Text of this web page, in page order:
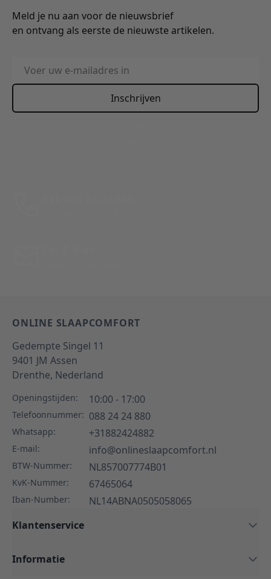
Meld je nu aan voor de nieuwsbrief
en ontvang als eerste de nieuwste artikelen.
E-mailadres
Inschrijven
ONLINE SLAAPCOMFORT
Gedempte Singel 11
9401 JM Assen
Drenthe, Nederland
Openingstijden: 10:00 - 17:00
Telefoonnummer: 088 24 24 880
Whatsapp: +31882424882
E-mail: info@onlineslaapcomfort.nl
BTW-Nummer: NL857007774B01
KvK-Nummer: 67465064
Iban-Number:
NL14ABNA0505058065
Klantenservice
Informatie